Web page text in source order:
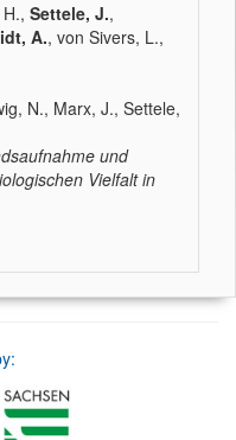
Settele, J.,
A., von Sivers, L.,
N., Marx, J., Settele,
und
Vielfalt in